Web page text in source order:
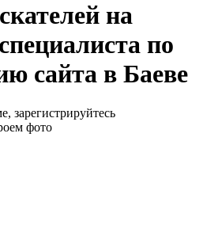
на
по
сайта в Баеве
зарегистрируйтесь
фото